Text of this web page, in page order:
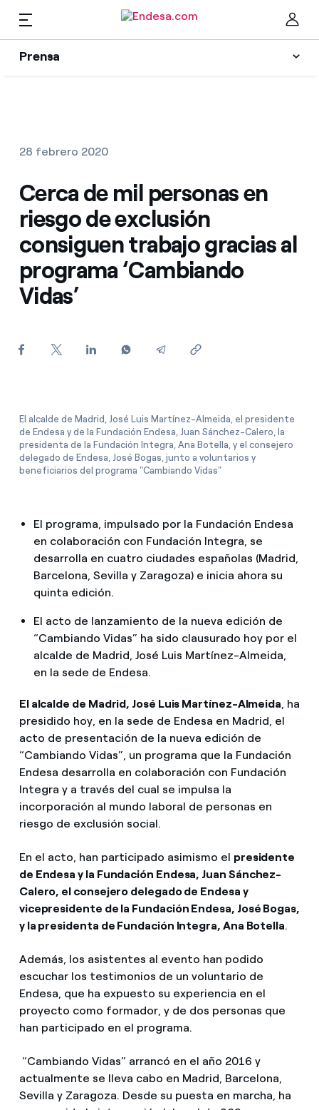
Prensa
Prensa
Encuentra la tarifa que más te conviene
Compara nuestras tarifas de empresa y ahorra
Por cada kWh que ahorres, te descontamos otro
Ofertas para autónomos y Pymes
¿Gestionas varias comunidades de propietarios?
Recursos
Colecciones
Contactos prensa
ES
28 febrero 2020
Cerca de mil personas en
riesgo de exclusión
consiguen trabajo gracias al
programa ‘Cambiando
Vidas’
El alcalde de Madrid, José Luis Martínez-Almeida, el presidente
de Endesa y de la Fundación Endesa, Juan Sánchez-Calero, la
presidenta de la Fundación Integra, Ana Botella, y el consejero
delegado de Endesa, José Bogas, junto a voluntarios y
beneficiarios del programa "Cambiando Vidas"
El programa, impulsado por la Fundación Endesa
en colaboración con Fundación Integra, se
desarrolla en cuatro ciudades españolas (Madrid,
Barcelona, Sevilla y Zaragoza) e inicia ahora su
quinta edición.
El acto de lanzamiento de la nueva edición de
“Cambiando Vidas” ha sido clausurado hoy por el
alcalde de Madrid, José Luis Martínez-Almeida,
en la sede de Endesa.
El alcalde de Madrid, José Luis Martínez-Almeida, ha
presidido hoy, en la sede de Endesa en Madrid, el
acto de presentación de la nueva edición de
“Cambiando Vidas”, un programa que la Fundación
Endesa desarrolla en colaboración con Fundación
Integra y a través del cual se impulsa la
incorporación al mundo laboral de personas en
riesgo de exclusión social.
En el acto, han participado asimismo el presidente
de Endesa y la Fundación Endesa, Juan Sánchez-
Calero, el consejero delegado de Endesa y
vicepresidente de la Fundación Endesa, José Bogas,
y la presidenta de Fundación Integra, Ana Botella.
Además, los asistentes al evento han podido
escuchar los testimonios de un voluntario de
Endesa, que ha expuesto su experiencia en el
proyecto como formador, y de dos personas que
han participado en el programa.
“Cambiando Vidas” arrancó en el año 2016 y
actualmente se lleva cabo en Madrid, Barcelona,
Sevilla y Zaragoza. Desde su puesta en marcha, ha